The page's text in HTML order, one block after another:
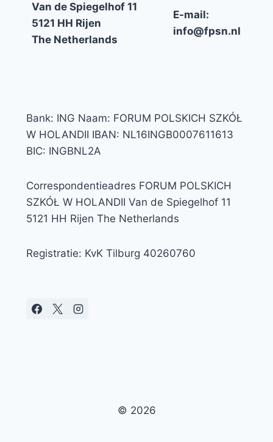
Van de Spiegelhof 11
5121 HH Rijen
The Netherlands
E-mail:
info@fpsn.nl
Bank: ING Naam: FORUM POLSKICH SZKÓŁ
W HOLANDII IBAN: NL16INGB0007611613
BIC: INGBNL2A
Correspondentieadres FORUM POLSKICH
SZKÓŁ W HOLANDII Van de Spiegelhof 11
5121 HH Rijen The Netherlands
Registratie: KvK Tilburg 40260760
© 2026